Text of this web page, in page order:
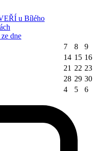
u Bílého
dne
7 8
9
14 15 16
21 22 23
28 29 30
4 5 6